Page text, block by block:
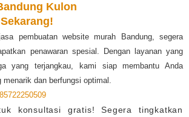
Kulon
pembuatan website murah Bandung, segera
penawaran spesial. Dengan layanan yang
yang terjangkau, kami siap membantu Anda
dan berfungsi optimal.
konsultasi gratis! Segera tingkatkan